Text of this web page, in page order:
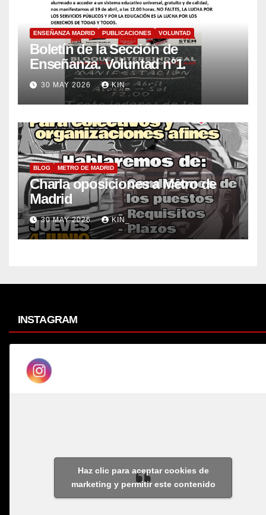
ENSEÑANZA MADRID PUBLICACIONES VOLUNTAD
Boletín de la Sección de
Enseñanza. Voluntad nº1.
30 MAY 2026 KIN_
BLOG METRO DE MADRID
Charla oposiciones a Metro de
Madrid
30 MAY 2026 KIN_
INSTAGRAM
Haz clic para aceptar cookies de
marketing y permitir este contenido